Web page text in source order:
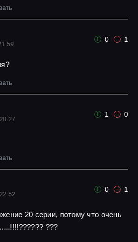
0 1
1 0
0 1
20 серии, потому что очень
???